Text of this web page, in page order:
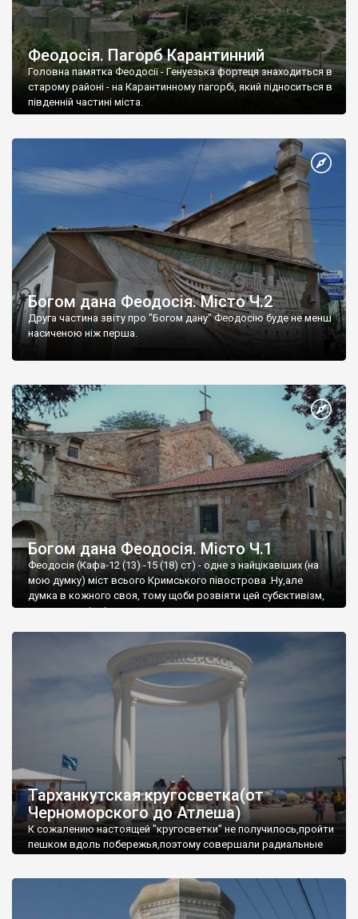
Феодосія. Пагорб Карантинний
Головна памятка Феодосії - Генуезька фортеця знаходиться в
старому районі - на Карантинному пагорбі, який підноситься в
південній частині міста.
Богом дана Феодосія. Місто Ч.2
Друга частина звіту про "Богом дану" Феодосію буде не менш
насиченою ніж перша.
Богом дана Феодосія. Місто Ч.1
Феодосія (Кафа-12 (13) -15 (18) ст) - одне з найцікавіших (на
мою думку) міст всього Кримського півострова .Ну,але
думка в кожного своя, тому щоби розвіяти цей субєктивізм,
запрошую відвідати це
Тарханкутская кругосветка(от
Черноморского до Атлеша)
К сожалению настоящей "кругосветки" не получилось,пройти
пешком вдоль побережья,поэтому совершали радиальные